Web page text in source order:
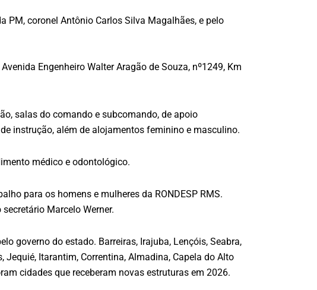
PM, coronel Antônio Carlos Silva Magalhães, e pelo
Engenheiro Walter Aragão de Souza, nº1249, Km
salas do comando e subcomando, de apoio
instrução, além de alojamentos feminino e masculino.
médico e odontológico.
para os homens e mulheres da RONDESP RMS.
Marcelo Werner.
governo do estado. Barreiras, Irajuba, Lençóis, Seabra,
Jequié, Itarantim, Correntina, Almadina, Capela do Alto
cidades que receberam novas estruturas em 2026.